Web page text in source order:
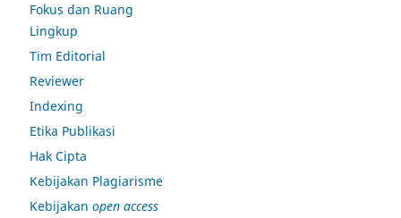
Fokus dan Ruang
Lingkup
Tim Editorial
Reviewer
Indexing
Etika Publikasi
Hak Cipta
Kebijakan Plagiarisme
Kebijakan open access